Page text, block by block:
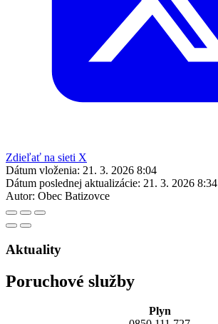
Zdieľať na sieti X
Dátum vloženia: 21. 3. 2026 8:04
Dátum poslednej aktualizácie: 21. 3. 2026 8:34
Autor: Obec Batizovce
Aktuality
Poruchové služby
Plyn